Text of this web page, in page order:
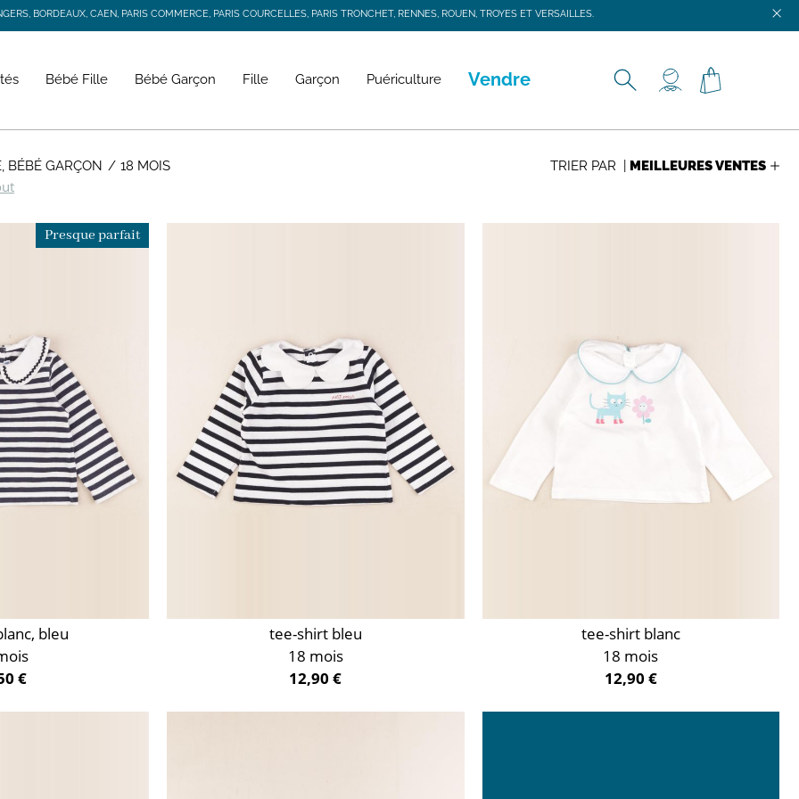
BORDEAUX, CAEN, PARIS COMMERCE, PARIS COURCELLES, PARIS TRONCHET, RENNES, ROUEN, TROYES ET VERSAILLES.
Bébé Fille Bébé Garçon Fille Garçon Puériculture Vendre
TRIER PAR |
BÉBÉ GARÇON 18 MOIS
Presque parfait
bleu
€
tee-shirt bleu
18 mois
12,90 €
tee-shirt blanc
18 mois
12,90 €